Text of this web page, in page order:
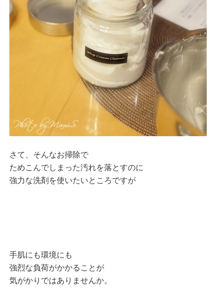
さて、そんなお掃除で
ためこんでしまった汚れを落とすのに
強力な洗剤を使いたいところですが
手肌にも環境にも
強烈な負荷がかかることが
気がかりではありませんか。